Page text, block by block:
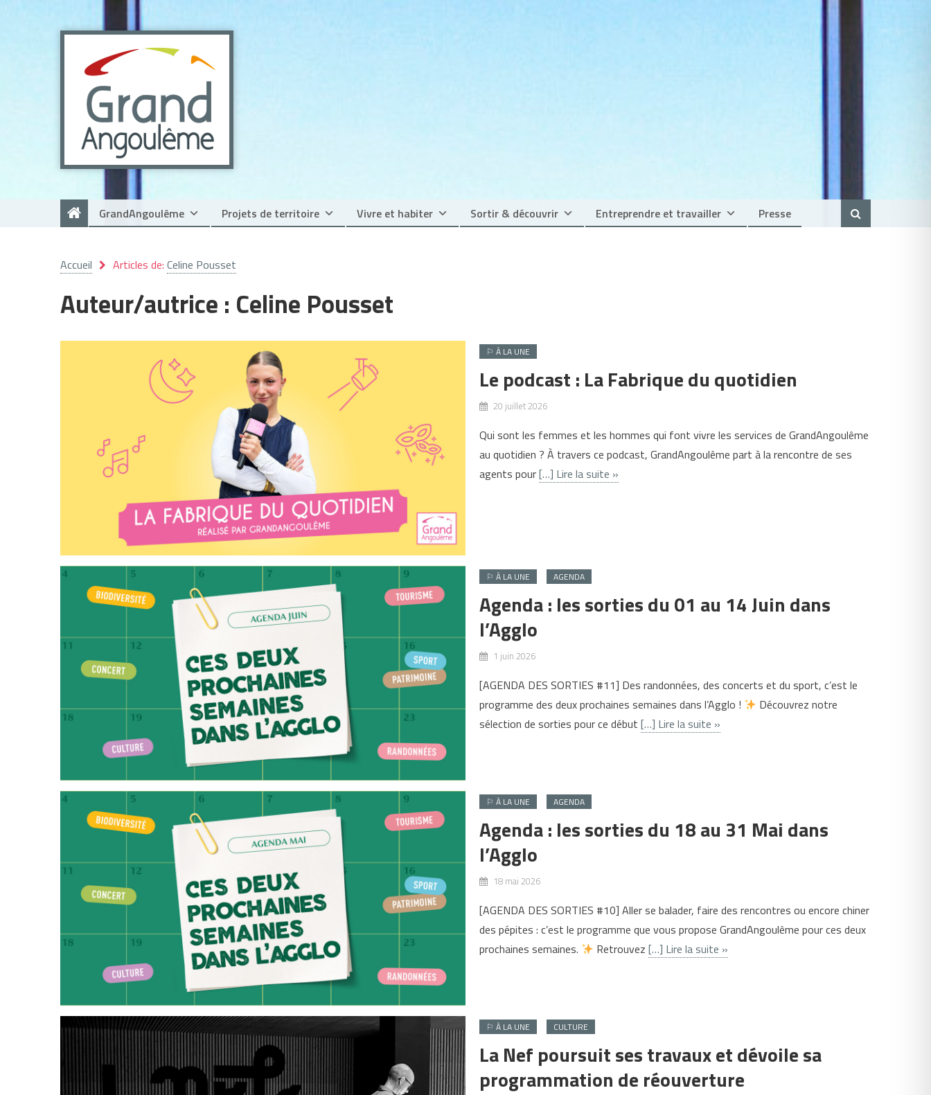
GrandAngoulême Projets de territoire Vivre et habiter Sortir & découvrir Entreprendre et travailler Presse
Accueil Articles de: Celine Pousset
Auteur/autrice : Celine Pousset
⚐ À LA UNE
Le podcast : La Fabrique du quotidien
20 juillet 2026
Qui sont les femmes et les hommes qui font vivre les services de GrandAngoulême
au quotidien ? À travers ce podcast, GrandAngoulême part à la rencontre de ses
agents pour[…] Lire la suite »
⚐ À LA UNE AGENDA
Agenda : les sorties du 01 au 14 Juin dans
l’Agglo
1 juin 2026
[AGENDA DES SORTIES #11] Des randonnées, des concerts et du sport, c’est le
programme des deux prochaines semaines dans l’Agglo !
Découvrez notre
sélection de sorties pour ce début […] Lire la suite »
⚐ À LA UNE AGENDA
Agenda : les sorties du 18 au 31 Mai dans
l’Agglo
18 mai 2026
[AGENDA DES SORTIES #10] Aller se balader, faire des rencontres ou encore chiner
des pépites : c’est le programme que vous propose GrandAngoulême pour ces deux
prochaines semaines.
Retrouvez[…] Lire la suite »
⚐ À LA UNE CULTURE
La Nef poursuit ses travaux et dévoile sa
programmation de réouverture